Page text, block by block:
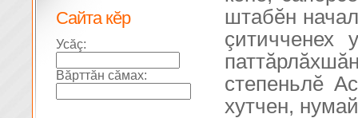
штабĕн
çитичченех
степеньлĕ
хутчен,
Сайта кĕр
Усăç:
Вăрттăн сăмах: